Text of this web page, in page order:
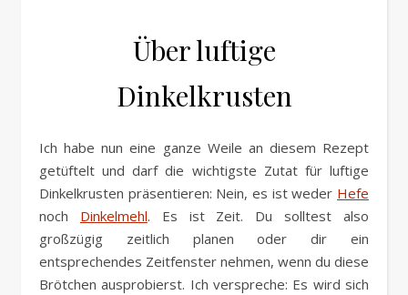
Über luftige
Dinkelkrusten
Ich habe nun eine ganze Weile an diesem Rezept
getüftelt und darf die wichtigste Zutat für luftige
Dinkelkrusten präsentieren: Nein, es ist weder Hefe
noch Dinkelmehl. Es ist Zeit. Du solltest also
großzügig zeitlich planen oder dir ein
entsprechendes Zeitfenster nehmen, wenn du diese
Brötchen ausprobierst. Ich verspreche: Es wird sich